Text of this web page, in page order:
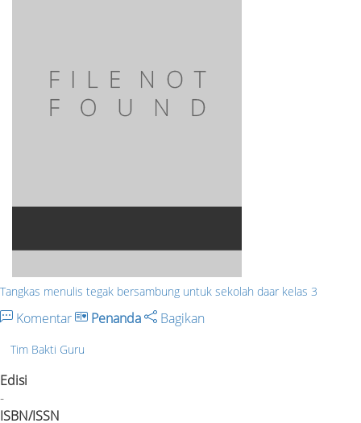
Tangkas menulis tegak bersambung untuk sekolah daar kelas 3
Komentar Penanda Bagikan
Tim Bakti Guru
Edisi
-
ISBN/ISSN